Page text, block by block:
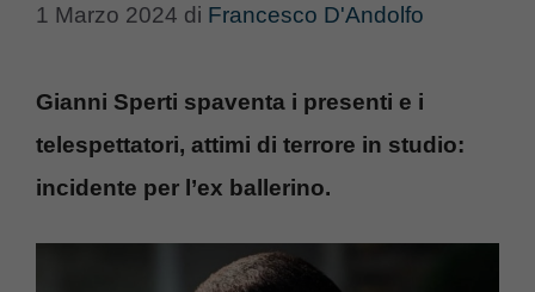
1 Marzo 2024 di Francesco D'Andolfo
Gianni Sperti spaventa i presenti e i
telespettatori, attimi di terrore in studio:
incidente per l’ex ballerino.